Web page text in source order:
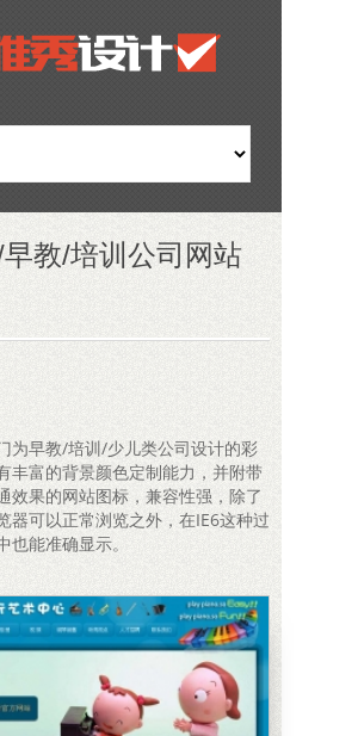
教/培训公司网站
为早教/培训/少儿类公司设计的彩
丰富的背景颜色定制能力，并附带
效果的网站图标，兼容性强，除了
器可以正常浏览之外，在IE6这种过
也能准确显示。